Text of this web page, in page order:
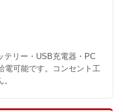
テリー・USB充電器・PC
電可能です。コンセント工